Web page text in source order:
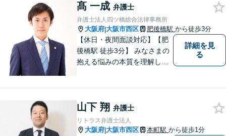
い！
髙 一成 弁護士
弁護士法人四ツ橋総合法律事務所
大阪府|大阪市西区 肥後橋駅 から徒歩3分
【休日・夜間面談対応】【肥
後橋駅 徒歩3分】 みなさまの
抱える悩みの本質を理解し解
詳細を見
る
山下 翔 弁護士
リトラス弁護士法人
大阪府|大阪市西区 本町駅 から徒歩1分